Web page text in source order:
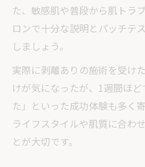
た、敏感肌や普段から肌トラ
ロンで十分な説明とパッチテ
しましょう。
実際に剥離ありの施術を受け
けが気になったが、1週間ほ
た」といった成功体験も多く
ライフスタイルや肌質に合わ
とが大切です。